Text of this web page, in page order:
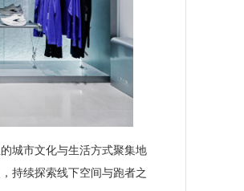
城市文化与生活方式聚集地
持续探索线下空间与跑者之